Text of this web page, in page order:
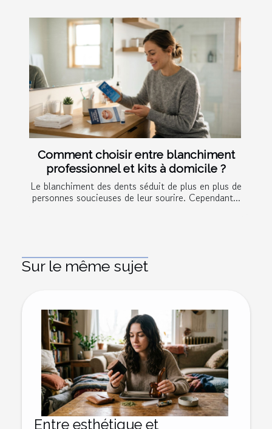
Comment choisir entre blanchiment
professionnel et kits à domicile ?
Le blanchiment des dents séduit de plus en plus de
personnes soucieuses de leur sourire. Cependant...
Sur le même sujet
Entre esthétique et